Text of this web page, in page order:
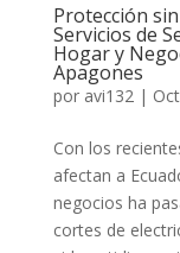
Protección
Servicios de
Hogar y
Apagones
por avi132 |
Con los
afectan a
negocios ha
cortes de